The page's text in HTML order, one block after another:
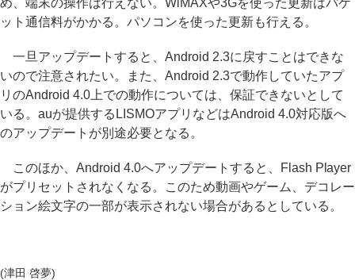
め、端末の操作は行えない。WiMAXや3Gを使った更新はパケ
ット通信料がかかる。パソコンを使った更新も行える。
一旦アップデートすると、Android 2.3に戻すことはできな
いので注意されたい。また、Android 2.3で動作していたアプ
リのAndroid 4.0上での動作については、保証できないとして
いる。auが提供するLISMOアプリなどはAndroid 4.0対応版へ
のアップデートが別途必要となる。
このほか、Android 4.0へアップデートすると、Flash Player
がプリセットされなくなる。このため動画やゲーム、デコレー
ション絵文字の一部が表示されない場合があるとしている。
(津田 啓夢)